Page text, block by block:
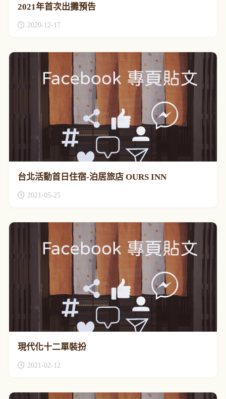
2021年首次出攤預告
2020-12-17
台北活動首日住宿-泊居旅店 OURS INN
2021-05-25
現代化十二單裝扮
2021-02-12